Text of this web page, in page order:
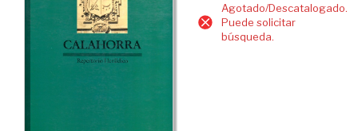
Agotado/Descatalogado.
Puede solicitar
búsqueda.